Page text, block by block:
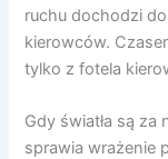
ruchu dochodzi
kierowców.
tylko z fotela
Gdy światła są
sprawia wrażenie